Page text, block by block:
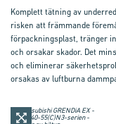
Komplett tätning av
risken att främmande
förpackningsplast, tränger
och orsakar skador. Det
och eliminerar
orsakas av luftburna